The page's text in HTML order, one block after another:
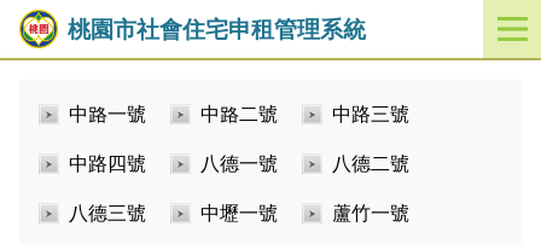
桃園市社會住宅申租管理系統
開
啟
中路一號 中路二號 中路三號
中路四號 八德一號 八德二號
八德三號 中壢一號 蘆竹一號